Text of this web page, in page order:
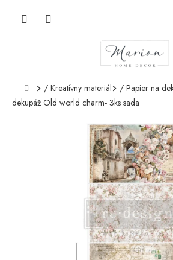
Domov
/ Kreatívny materiál / Papier na
dekupáž Old world charm- 3ks sada